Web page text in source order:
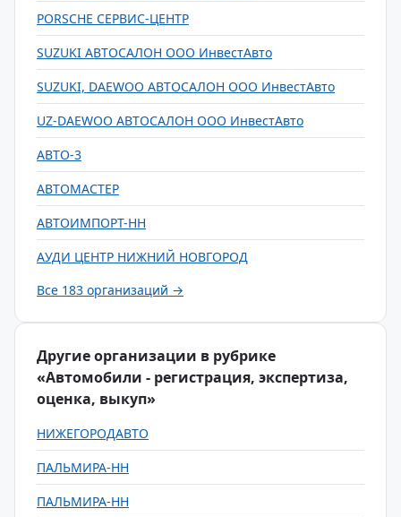
PORSCHE СЕРВИС-ЦЕНТР
SUZUKI АВТОСАЛОН ООО ИнвестАвто
SUZUKI, DAEWOO АВТОСАЛОН ООО ИнвестАвто
UZ-DAEWOO АВТОСАЛОН ООО ИнвестАвто
АВТО-3
АВТОМАСТЕР
АВТОИМПОРТ-НН
АУДИ ЦЕНТР НИЖНИЙ НОВГОРОД
Все 183 организаций →
Другие организации в рубрике
«Автомобили - регистрация, экспертиза,
оценка, выкуп»
НИЖЕГОРОДАВТО
ПАЛЬМИРА-НН
ПАЛЬМИРА-НН